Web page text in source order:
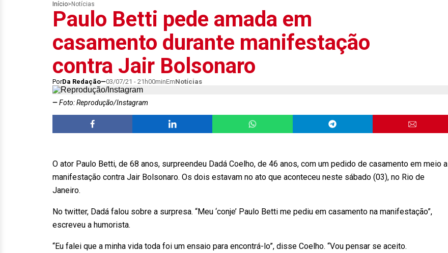
Início> Notícias
Paulo Betti pede amada em
casamento durante manifestação
contra Jair Bolsonaro
PorDa Redação 03/07/21 - 21h00minEmNotícias
Foto: Reprodução/Instagram
O ator Paulo Betti, de 68 anos, surpreendeu Dadá Coelho, de 46 anos, com um pedido de casamento em meio a
manifestação contra Jair Bolsonaro. Os dois estavam no ato que aconteceu neste sábado (03), no Rio de
Janeiro.
No twitter, Dadá falou sobre a surpresa. “Meu ‘conje’ Paulo Betti me pediu em casamento na manifestação”,
escreveu a humorista.
“Eu falei que a minha vida toda foi um ensaio para encontrá-lo”, disse Coelho. “Vou pensar se aceito.